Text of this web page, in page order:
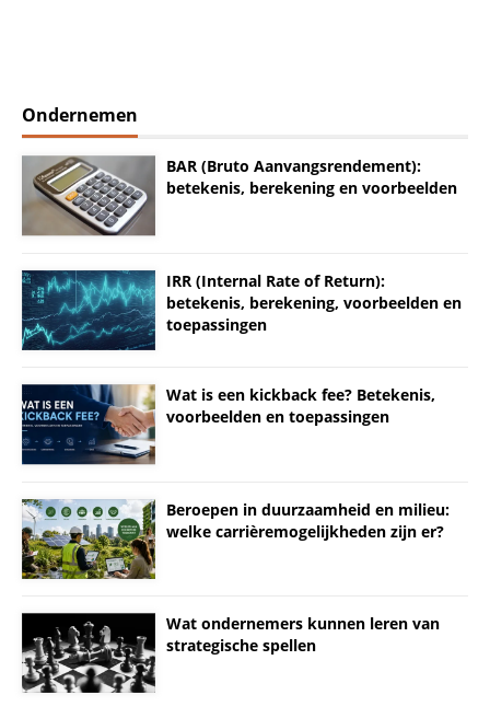
Ondernemen
BAR (Bruto Aanvangsrendement):
betekenis, berekening en voorbeelden
IRR (Internal Rate of Return):
betekenis, berekening, voorbeelden en
toepassingen
Wat is een kickback fee? Betekenis,
voorbeelden en toepassingen
Beroepen in duurzaamheid en milieu:
welke carrièremogelijkheden zijn er?
Wat ondernemers kunnen leren van
strategische spellen